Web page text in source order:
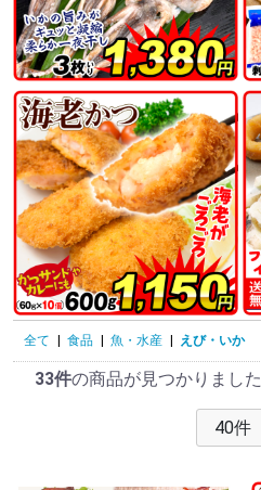
全て 食品 魚・水産 えび・いか
33件の商品が見つかりました